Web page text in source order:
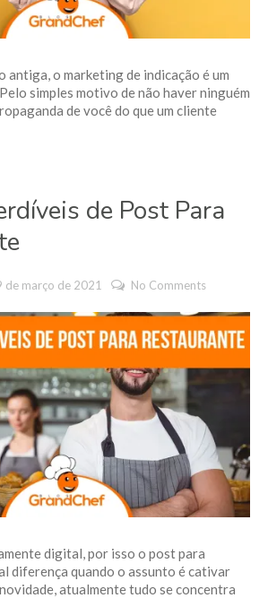
antiga, o marketing de indicação é um
simples motivo de não haver ninguém
de você do que um cliente
de Post Para
de março de 2021 No Comments
digital, por isso o post para
diferença quando o assunto é cativar
atualmente tudo se concentra